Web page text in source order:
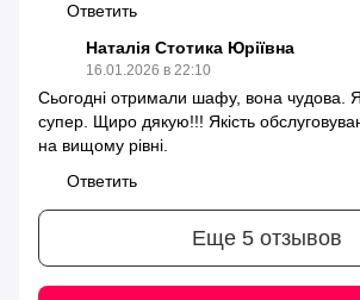
Ответить
Наталія Стотика Юріївна
16.01.2026 в 22:10
Сьогодні отримали шафу, вона чудова.
супер. Щиро дякую!!! Якість
на вищому рівні.
Ответить
Еще 5 отзывов